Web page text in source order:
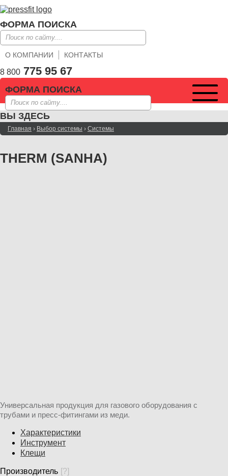
ФОРМА ПОИСКА
О КОМПАНИИ КОНТАКТЫ
8 800 775 95 67
ФОРМА ПОИСКА
ВЫ ЗДЕСЬ
Главная › Выбор системы › Системы
THERM (SANHA)
Универсальная продукция для газового оборудования с
трубами и пресс-фитингами из меди.
Характеристики
Инструмент
Клещи
Производитель [?]